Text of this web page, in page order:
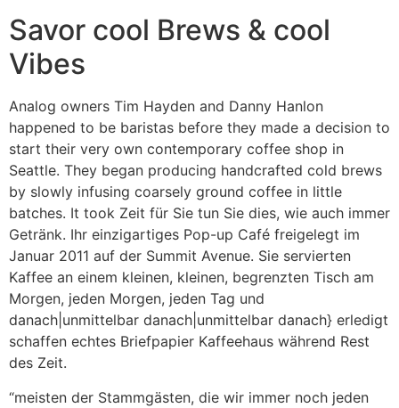
Savor cool Brews & cool
Vibes
Analog owners Tim Hayden and Danny Hanlon
happened to be baristas before they made a decision to
start their very own contemporary coffee shop in
Seattle. They began producing handcrafted cold brews
by slowly infusing coarsely ground coffee in little
batches. It took Zeit für Sie tun Sie dies, wie auch immer
Getränk. Ihr einzigartiges Pop-up Café freigelegt im
Januar 2011 auf der Summit Avenue. Sie servierten
Kaffee an einem kleinen, kleinen, begrenzten Tisch am
Morgen, jeden Morgen, jeden Tag und
danach|unmittelbar danach|unmittelbar danach} erledigt
schaffen echtes Briefpapier Kaffeehaus während Rest
des Zeit.
“meisten der Stammgästen, die wir immer noch jeden